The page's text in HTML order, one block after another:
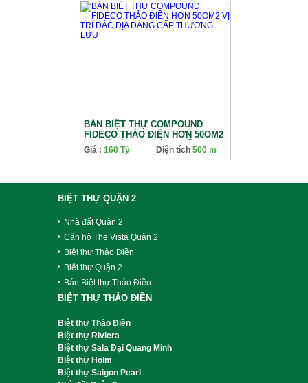
BÁN BIỆT THỰ COMPOUND
FIDECO THẢO ĐIỀN HƠN 50OM2
VỊ TRÍ ĐẮC ĐỊA ĐẲNG CẤP
THƯỢNG LƯU
Giá : 160 Tỷ Diện tích 500 m
BIỆT THỰ QUẬN 2
Nhà đất Quận 2
Căn hộ The Vista Quận 2
Biệt thự Thảo Điền
Biệt thự Quận 2
Bán Biệt thự Thảo Điền
BIỆT THỰ THẢO ĐIỀN
Biệt thự Thảo Điền
Biệt thự Riviera
Biệt thự Sala Đại Quang Minh
Biệt thự Holm
Biệt thự Saigon Pearl